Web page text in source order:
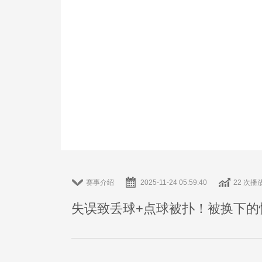
赛事介绍 2025-11-24 05:59:40 22 次播
失误致丢球+点球被扑！被换下